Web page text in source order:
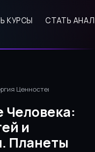
КУРСЫ СТАТЬ
Ценностей и Женский
Человека:
и
Планеты